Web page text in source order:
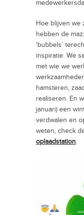
Hoe blijven we
hebben de
‘bubbels’
inspiratie. We
met wie we
hamsteren,
realiseren. En
januari) een
verdwalen en
weten, check
oplaadstation.